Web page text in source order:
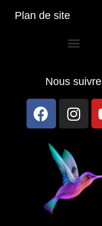
Plan de site
Nous suivre